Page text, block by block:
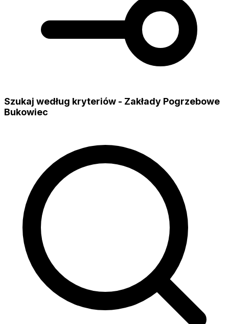
Szukaj według kryteriów - Zakłady Pogrzebowe
Bukowiec